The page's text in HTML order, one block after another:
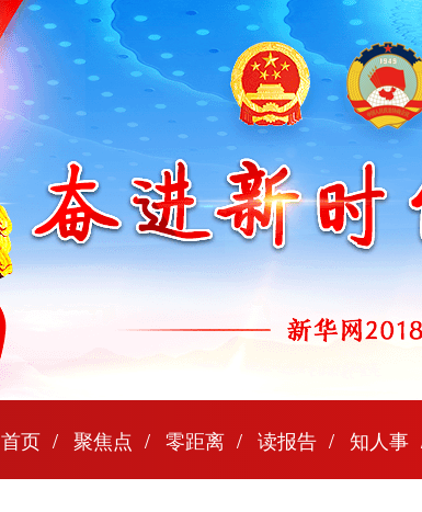
首页 聚焦点 零距离 读报告 知人事